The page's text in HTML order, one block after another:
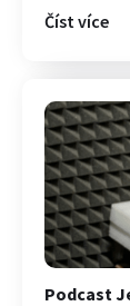
Číst více
Podcast